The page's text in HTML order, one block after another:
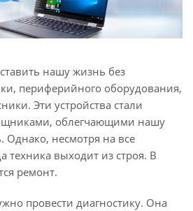
нашу жизнь без
периферийного оборудования,
Эти устройства стали
облегчающими нашу
Однако, несмотря на все
техника выходит из строя. В
ремонт.
провести диагностику. Она